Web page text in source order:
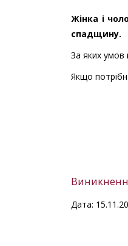
Жінка і
спадщину.
За яких умов
Якщо
Дата: